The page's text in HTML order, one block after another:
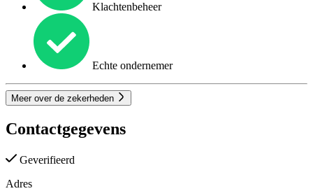
Klachtenbeheer
Echte ondernemer
Meer over de zekerheden
Contactgegevens
Geverifieerd
Adres